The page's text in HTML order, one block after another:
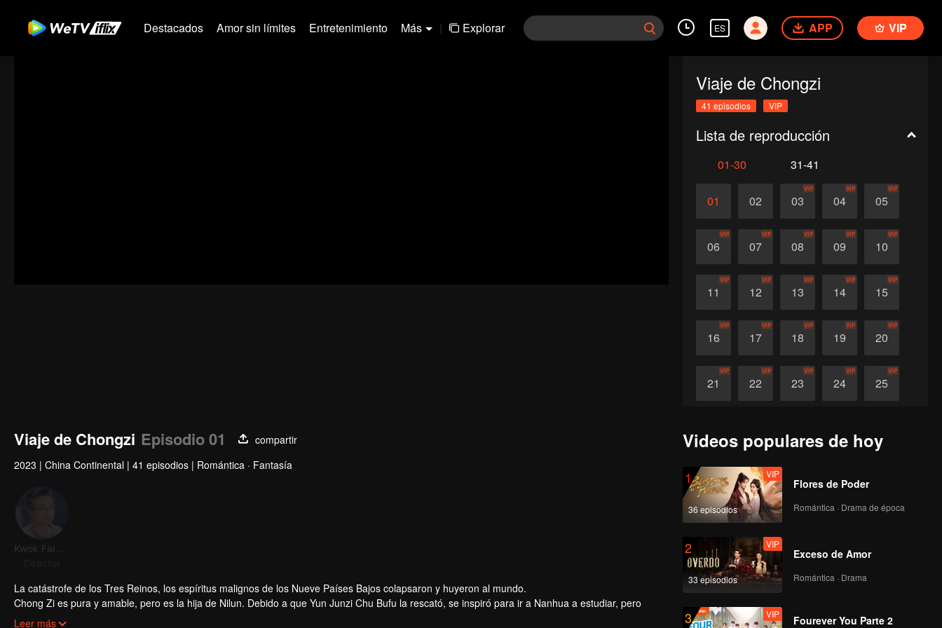
Destacados Amor sin límites Entretenimiento Más | Explorar ES APP VIP
Viaje de Chongzi
41 episodios VIP
Lista de reproducción
01-30 31-41
01 02 03
VIP
04
VIP
05
VIP
06
VIP
07
VIP
08
VIP
09
VIP
10
VIP
11
VIP
12
VIP
13
VIP
14
VIP
15
VIP
16
VIP
17
VIP
18
VIP
19
VIP
20
VIP
21
VIP
22
VIP
23
VIP
24
VIP
25
VIP
Viaje de Chongzi Episodio 01
compartir
2023 | China Continental | 41 episodios | Romántica · Fantasía
La catástrofe de los Tres Reinos, los espíritus malignos de los Nueve Países Bajos colapsaron y huyeron al mundo.
Chong Zi es pura y amable, pero es la hija de Nilun. Debido a que Yun Junzi Chu Bufu la rescató, se inspiró para ir a Nanhua a estudiar, pero
debido a su espíritu maligno natural, fue rechazada de la puerta. En un momento crítico, Luo Yinfan, el Venerable Chonghua, dio un paso adelante
Leer más
Videos populares de hoy
1
36 episodios
VIP
Flores de Poder
Romántica · Drama de época
2
33 episodios
VIP
Exceso de Amor
Romántica · Drama
3 VIP
Fourever You Parte 2